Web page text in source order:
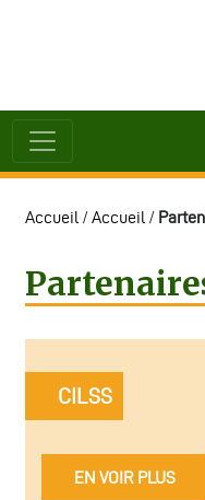
Accueil /Accueil /
CILSS
EN VOIR PLUS